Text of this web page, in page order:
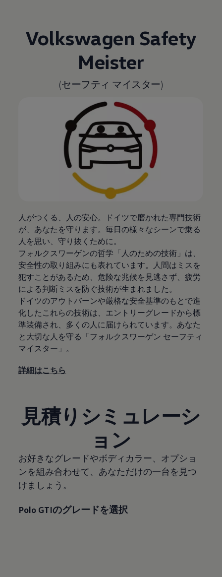
Volkswagen Safety
Meister
(セーフティ マイスター)
人がつくる、人の安心。ドイツで磨かれた専門技術
が、あなたを守ります。毎日の様々なシーンで乗る
人を思い、守り抜くために。
フォルクスワーゲンの哲学「人のための技術」は、
安全性の取り組みにも表れています。人間はミスを
犯すことがあるため、危険な兆候を見逃さず、疲労
による判断ミスを防ぐ技術が生まれました。
ドイツのアウトバーンや厳格な安全基準のもとで進
化したこれらの技術は、エントリーグレードから標
準装備され、多くの人に届けられています。あなた
と大切な人を守る「フォルクスワーゲン セーフティ
マイスター」。
詳細はこちら
見積りシミュレーシ
ョン
お好きなグレードやボディカラー、オプショ
ンを組み合わせて、あなただけの一台を見つ
けましょう。
Polo GTIのグレードを選択